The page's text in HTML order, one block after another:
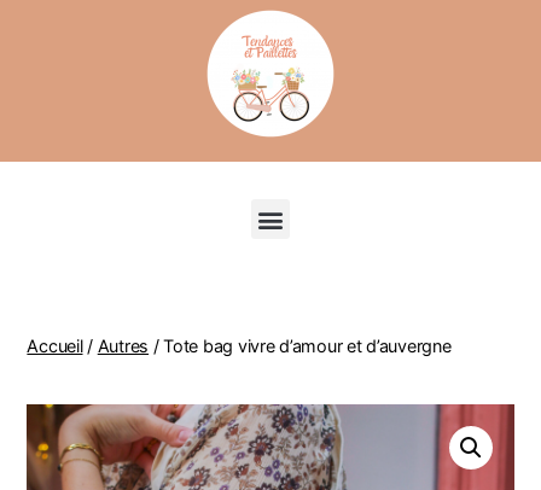
Accueil/ Autres / Tote bag vivre d’amour et d’auvergne